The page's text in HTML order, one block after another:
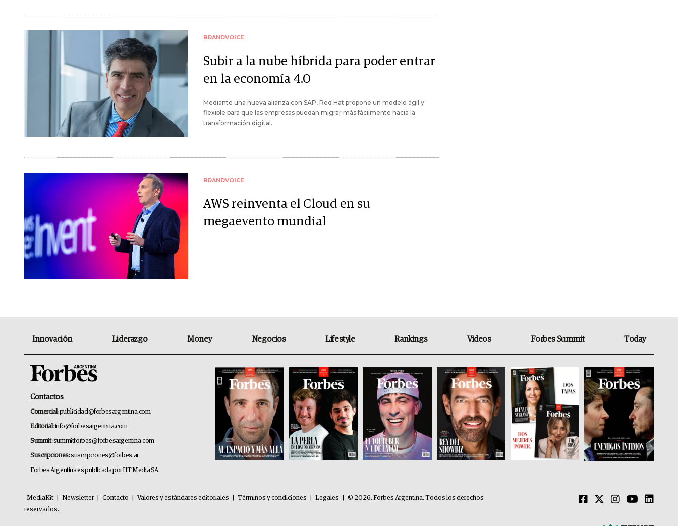
BRANDVOICE
Subir a la nube híbrida para poder entrar
en la economía 4.0
Mediante una nueva alianza con SAP, Red Hat propone un modelo ágil y
flexible para que las empresas puedan migrar más fácilmente hacia la
transformación digital.
BRANDVOICE
AWS reinventa el Cloud en su
megaevento mundial
Innovación Liderazgo Money Negocios Lifestyle Rankings Videos Forbes Summit Today
Contactos
Comercial:publicidad@forbesargentina.com
Editorial:info@forbesargentina.com
Summit:summitforbes@forbesargentina.com
Suscripciones:suscripciones@forbes.ar
Forbes Argentina es publicada por HT Media SA.
MediaKit Newsletter Contacto Valores y estándares editoriales Términos y condiciones Legales
© 2026. Forbes Argentina. Todos los derechos
reservados.